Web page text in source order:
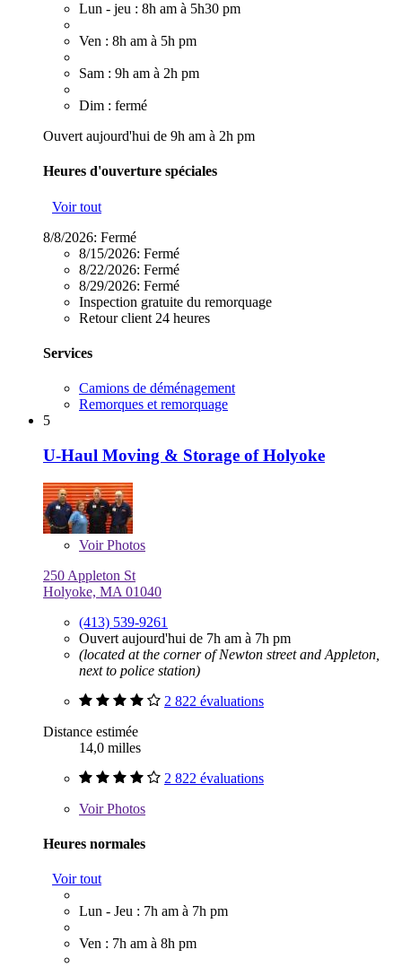
Lun - jeu : 8h am à 5h30 pm
Ven : 8h am à 5h pm
Sam : 9h am à 2h pm
Dim : fermé
Ouvert aujourd'hui de 9h am à 2h pm
Heures d'ouverture spéciales
Voir tout
8/8/2026: Fermé
8/15/2026: Fermé
8/22/2026: Fermé
8/29/2026: Fermé
Inspection gratuite du remorquage
Retour client 24 heures
Services
Camions de déménagement
Remorques et remorquage
5
U-Haul Moving & Storage of Holyoke
VoirPhotos
250 Appleton St
Holyoke, MA 01040
(413) 539-9261
Ouvert aujourd'hui de 7h am à 7h pm
(located at the corner of Newton street and Appleton,
next to police station)
2 822 évaluations
Distance estimée
14,0 milles
2 822 évaluations
VoirPhotos
Heures normales
Voir tout
Lun - Jeu : 7h am à 7h pm
Ven : 7h am à 8h pm